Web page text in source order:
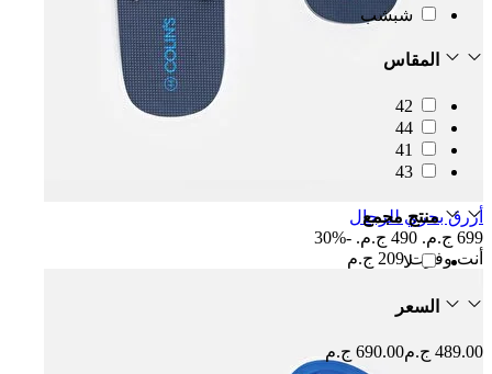
شبشب
المقاس
42
44
41
43
منتج مجمع
لا
السعر
489.00 ج.م 690.00 ج.م
أزرق بحري للرجال
699 ج.م.‏
490 ج.م.‏
-30%
أنت وفرت209 ج.م